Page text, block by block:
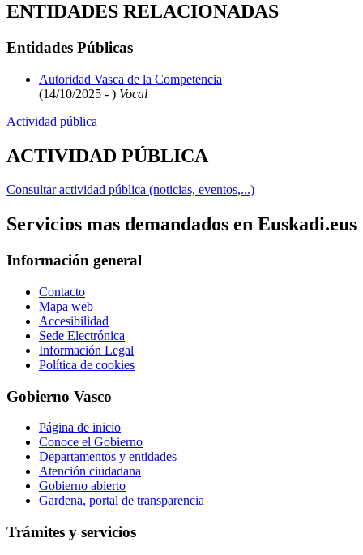
ENTIDADES RELACIONADAS
Entidades Públicas
Autoridad Vasca de la Competencia
(14/10/2025 - ) Vocal
Actividad pública
ACTIVIDAD PÚBLICA
Consultar actividad pública (noticias, eventos,...)
Servicios mas demandados en Euskadi.eus
Información general
Contacto
Mapa web
Accesibilidad
Sede Electrónica
Información Legal
Política de cookies
Gobierno Vasco
Página de inicio
Conoce el Gobierno
Departamentos y entidades
Atención ciudadana
Gobierno abierto
Gardena, portal de transparencia
Trámites y servicios